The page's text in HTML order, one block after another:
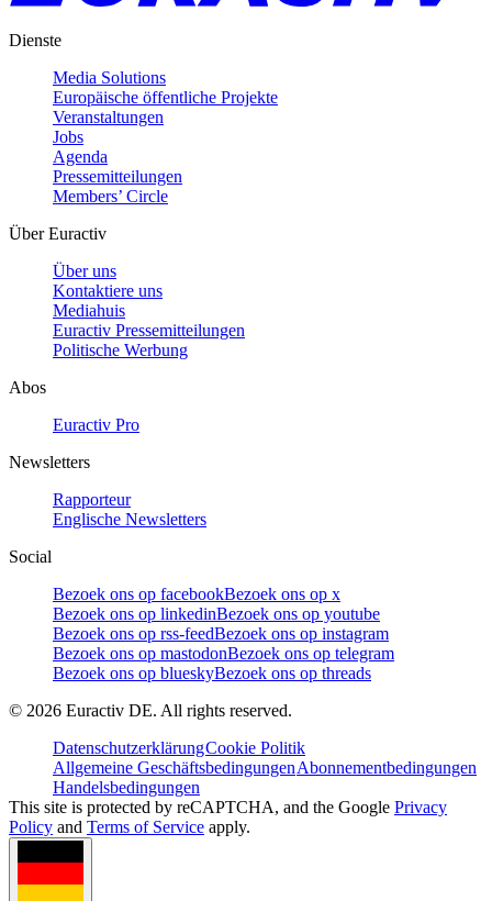
Dienste
Media Solutions
Europäische öffentliche Projekte
Veranstaltungen
Jobs
Agenda
Pressemitteilungen
Members’ Circle
Über Euractiv
Über uns
Kontaktiere uns
Mediahuis
Euractiv Pressemitteilungen
Politische Werbung
Abos
Euractiv Pro
Newsletters
Rapporteur
Englische Newsletters
Social
Bezoek ons op facebookBezoek ons op x
Bezoek ons op linkedinBezoek ons op youtube
Bezoek ons op rss-feedBezoek ons op instagram
Bezoek ons op mastodonBezoek ons op telegram
Bezoek ons op blueskyBezoek ons op threads
© 2026 Euractiv DE. All rights reserved.
DatenschutzerklärungCookie Politik
Allgemeine GeschäftsbedingungenAbonnementbedingungen
Handelsbedingungen
This site is protected by reCAPTCHA, and the Google Privacy
Policy and Terms of Service apply.